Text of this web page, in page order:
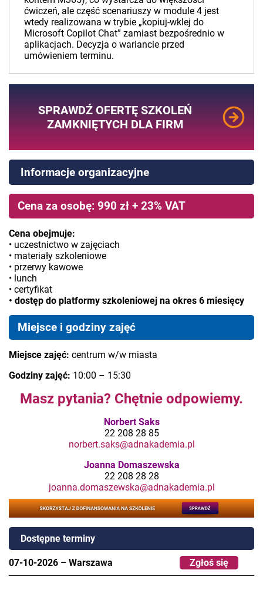
ćwiczeń, ale część scenariuszy w module 4 jest
wtedy realizowana w trybie „kopiuj-wklej do
Microsoft Copilot Chat” zamiast bezpośrednio w
aplikacjach. Decyzja o wariancie przed
umówieniem terminu.
SPRAWDŹ OFERTĘ SZKOLEŃ
ZAMKNIĘTYCH DLA FIRM
Informacje organizacyjne
Cena za osobę: 990 zł + 23% VAT
Cena obejmuje:
• uczestnictwo w zajęciach
• materiały szkoleniowe
• przerwy kawowe
• lunch
• certyfikat
• dostęp do platformy szkoleniowej na okres 6 miesięcy
Miejsce i godziny zajęć
Miejsce zajęć: centrum w/w miasta
Godziny zajęć: 10:00 – 15:30
Masz pytania? Chętnie odpowiemy.
Norbert Saks
22 208 28 85
norbert.saks@adnakademia.pl
Joanna Domaszewska
22 208 28 28
joanna.domaszewska@adnakademia.pl
Dostępne terminy
07-10-2026 – Warszawa Zgłoś się